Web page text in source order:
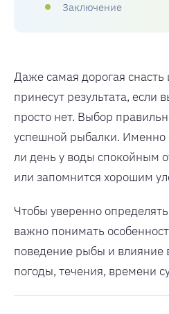
Заключение
Даже самая дорогая
принесут результата, если
просто нет. Выбор
успешной рыбалки. Именно
ли день у воды спокойным
или запомнится хорошим
Чтобы уверенно
важно понимать
поведение рыбы и
погоды, течения, времени